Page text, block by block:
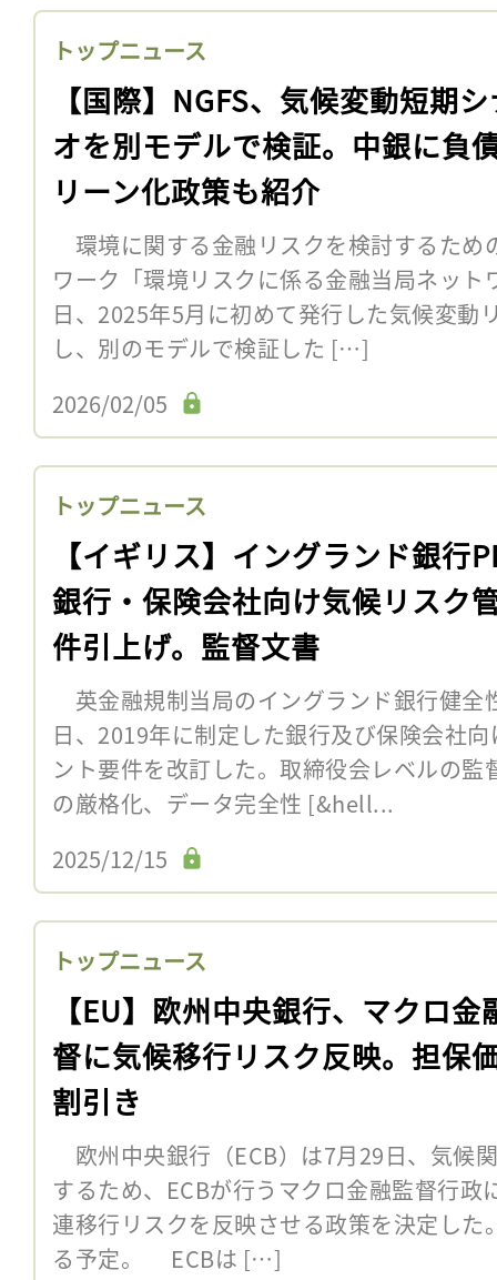
トップニュース
【国際】NGFS、気候変動短期
オを別モデルで検証。中銀に負
リーン化政策も紹介
環境に関する金融リスクを検討するため
ワーク「環境リスクに係る金融当局ネット
日、2025年5月に初めて発行した気候変動
し、別のモデルで検証した […]
2026/02/05
トップニュース
【イギリス】イングランド銀行
銀行・保険会社向け気候リスク
件引上げ。監督文書
英金融規制当局のイングランド銀行健全
日、2019年に制定した銀行及び保険会社
ント要件を改訂した。取締役会レベルの
の厳格化、データ完全性 [&hell...
2025/12/15
トップニュース
【EU】欧州中央銀行、マクロ金
督に気候移行リスク反映。担保
割引き
欧州中央銀行（ECB）は7月29日、気候
するため、ECBが行うマクロ金融監督行政
連移行リスクを反映させる政策を決定し
る予定。 ECBは […]